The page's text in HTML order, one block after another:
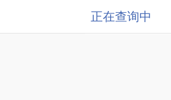
正在查询中